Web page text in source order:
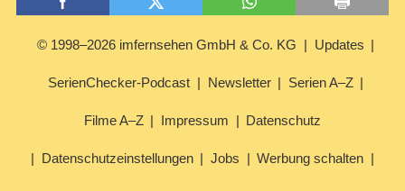
© 1998–2026 imfernsehen GmbH & Co. KG Updates
SerienChecker-Podcast Newsletter Serien A–Z
Filme A–Z Impressum Datenschutz
Datenschutzeinstellungen Jobs Werbung schalten